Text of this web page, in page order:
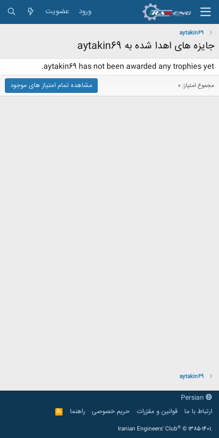
ورود عضویت
aytakin69
جایزه های اهدا شده به aytakin69
aytakin69 has not been awarded any trophies yet.
مجموع امتیاز: 0 مشاهده تمام امتیاز های موجود
aytakin69
ارتباط با ما
قوانین و مقرّرات حریم خصوصی راهنما
R
S
Iranian Engineers' Club® © 1385-1401.